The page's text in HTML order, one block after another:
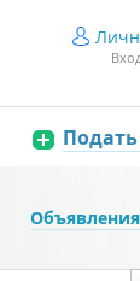
Объявления